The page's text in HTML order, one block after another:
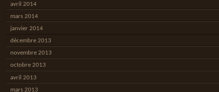
avril 2014
mars 2014
janvier 2014
décembre 2013
novembre 2013
octobre 2013
avril 2013
mars 2013